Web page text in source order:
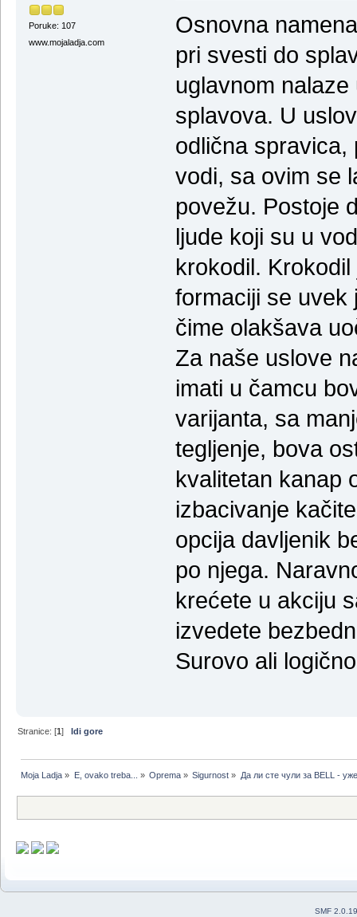
Poruke: 107
www.mojaladja.com
Osnovna
pri svesti do
uglavnom
splavova. U
odlična spravica,
vodi, sa ovim se
povežu. Postoje
ljude koji su u
krokodil.
formaciji se uvek
čime olakšava
Za naše uslove
imati u čamcu
varijanta, sa
tegljenje, bova
kvalitetan kanap
izbacivanje
opcija davljenik
po njega.
krećete u akciju
izvedete
Surovo ali
Stranice: [1]Idi gore
Moja Ladja » E, ovako treba... » Oprema» Sigurnost » Да ли сте чули за BELL -
SMF 2.0.19